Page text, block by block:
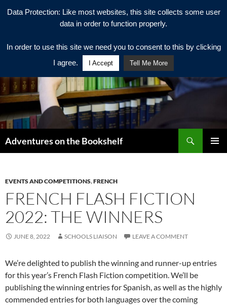
Adventures on the Bookshelf
EVENTS AND COMPETITIONS,FRENCH
FRENCH FLASH FICTION
2022: THE WINNERS
JUNE 8, 2022 SCHOOLS LIAISON LEAVE A COMMENT
We’re delighted to publish the winning and runner-up entries
for this year’s French Flash Fiction competition. We’ll be
publishing the winning entries for Spanish, as well as the highly
commended entries for both languages over the coming
Data Protection: Like most websites, this site collects some user
data in order to function properly.
In order to use this site we need you to consent to this by clicking
I agree.
I Accept Tell Me More